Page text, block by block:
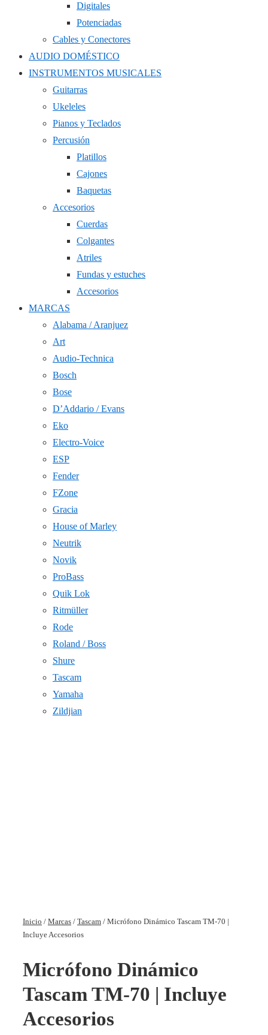
Digitales
Potenciadas
Cables y Conectores
AUDIO DOMÉSTICO
INSTRUMENTOS MUSICALES
Guitarras
Ukeleles
Pianos y Teclados
Percusión
Platillos
Cajones
Baquetas
Accesorios
Cuerdas
Colgantes
Atriles
Fundas y estuches
Accesorios
MARCAS
Alabama / Aranjuez
Art
Audio-Technica
Bosch
Bose
D’Addario / Evans
Eko
Electro-Voice
ESP
Fender
FZone
Gracia
House of Marley
Neutrik
Novik
ProBass
Quik Lok
Ritmüller
Rode
Roland / Boss
Shure
Tascam
Yamaha
Zildjian
Inicio / Marcas / Tascam / Micrófono Dinámico Tascam TM-70 |
Incluye Accesorios
Micrófono Dinámico
Tascam TM-70 | Incluye
Accesorios